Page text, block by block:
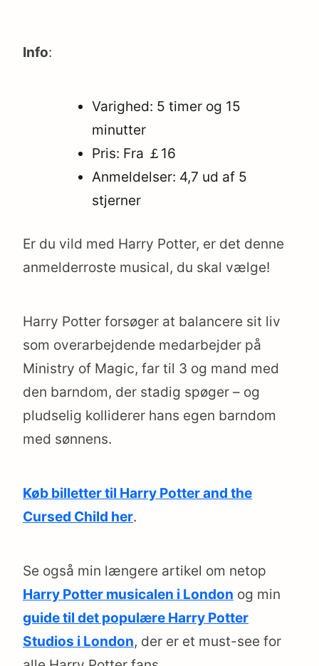
Info:
Varighed: 5 timer og 15
minutter
Pris: Fra ￡16
Anmeldelser: 4,7 ud af 5
stjerner
Er du vild med Harry Potter, er det denne
anmelderroste musical, du skal vælge!
Harry Potter forsøger at balancere sit liv
som overarbejdende medarbejder på
Ministry of Magic, far til 3 og mand med
den barndom, der stadig spøger – og
pludselig kolliderer hans egen barndom
med sønnens.
Køb billetter til Harry Potter and the
Cursed Child her.
Se også min længere artikel om netop
Harry Potter musicalen i London og min
guide til det populære Harry Potter
Studios i London, der er et must-see for